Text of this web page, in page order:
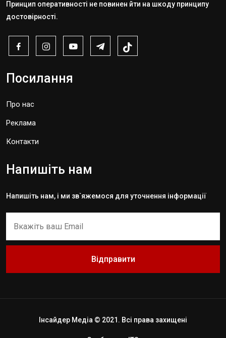
Принцип оперативності не повинен йти на шкоду принципу
достовірності.
Посилання
Про нас
Реклама
Контакти
Напишіть нам
Напишіть нам, і ми зв`яжемося для уточнення інформації
Відправити
Інсайдер Медіа © 2021. Всі права захищені